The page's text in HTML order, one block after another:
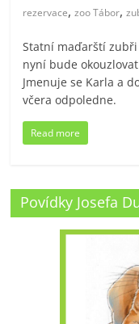
rezervace,zoo Tábor,
Statní maďarští
nyní bude
Jmenuje se Karla a
včera odpoledne.
Read more
Povídky Josefa